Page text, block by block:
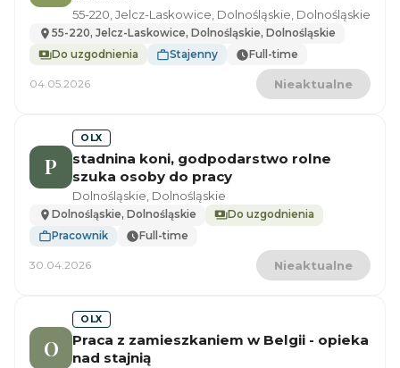
55-220, Jelcz-Laskowice, Dolnośląskie, Dolnośląskie
55-220, Jelcz-Laskowice, Dolnośląskie, Dolnośląskie
Do uzgodnienia
Stajenny Full-time
04.05.2026 Nieaktualne
P
OLX
stadnina koni, godpodarstwo rolne
szuka osoby do pracy
Dolnośląskie, Dolnośląskie
Dolnośląskie, Dolnośląskie
Do uzgodnienia
Pracownik
Full-time
30.04.2026 Nieaktualne
O
OLX
Praca z zamieszkaniem w Belgii - opieka
nad stajnią